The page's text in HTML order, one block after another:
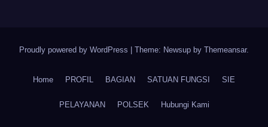
Proudly powered by WordPress Theme: Newsup by Themeansar.
Home PROFIL BAGIAN SATUAN FUNGSI SIE
PELAYANAN POLSEK Hubungi Kami